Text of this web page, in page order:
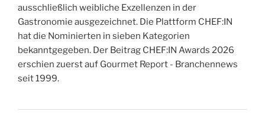
ausschließlich weibliche Exzellenzen in der
Gastronomie ausgezeichnet. Die Plattform CHEF:IN
hat die Nominierten in sieben Kategorien
bekanntgegeben. Der Beitrag CHEF:IN Awards 2026
erschien zuerst auf Gourmet Report - Branchennews
seit 1999.